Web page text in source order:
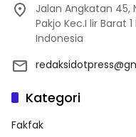
Jalan Angkatan 45,
Pakjo Kec.I lir Barat
Indonesia
Kategori
Fakfak